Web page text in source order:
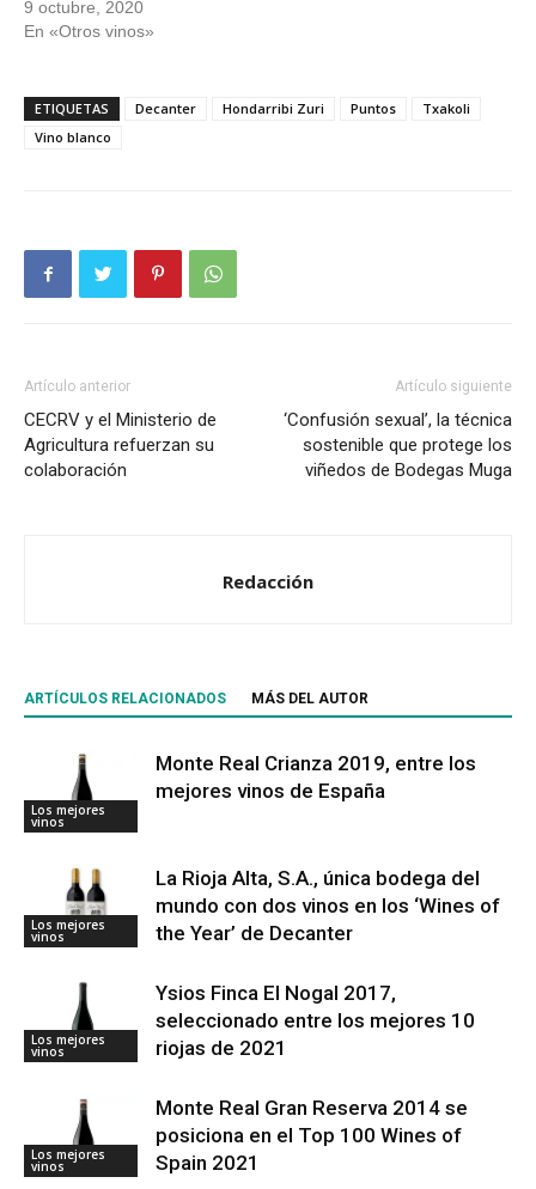
9 octubre, 2020
En «Otros vinos»
ETIQUETAS Decanter Hondarribi Zuri Puntos
Txakoli
Vino blanco
Artículo anterior
CECRV y el Ministerio de
Agricultura refuerzan su
colaboración
Artículo siguiente
‘Confusión sexual’, la técnica
sostenible que protege los
viñedos de Bodegas Muga
Redacción
ARTÍCULOS RELACIONADOS MÁS DEL AUTOR
Los mejores
vinos
Monte Real Crianza 2019, entre los
mejores vinos de España
Los mejores
vinos
La Rioja Alta, S.A., única bodega del
mundo con dos vinos en los ‘Wines of
the Year’ de Decanter
Los mejores
vinos
Ysios Finca El Nogal 2017,
seleccionado entre los mejores 10
riojas de 2021
Los mejores
vinos
Monte Real Gran Reserva 2014 se
posiciona en el Top 100 Wines of
Spain 2021